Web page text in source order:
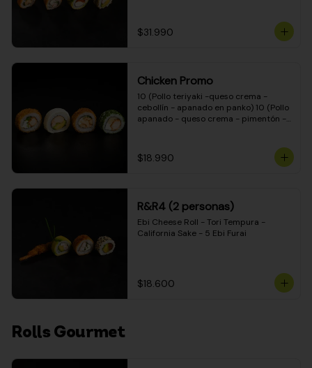
envuelto en queso crema) 10
(Camarón - queso crema - cebollín -
teriyaki - queso crema - cebollín -
envuelto en masa tempura) 10
(Pimentón - queso crema - cebollín -
envuelto en masa tempura)
$31.990
Chicken Promo
10 (Pollo teriyaki -queso crema -
cebollín - apanado en panko) 10 (Pollo
apanado - queso crema - pimentón -
ciboulette) 10 (Pollo teriyaki - palta -
envuelto en queso crema)
$18.990
R&R4 (2 personas)
Ebi Cheese Roll - Tori Tempura -
California Sake - 5 Ebi Furai
$18.600
Rolls Gourmet